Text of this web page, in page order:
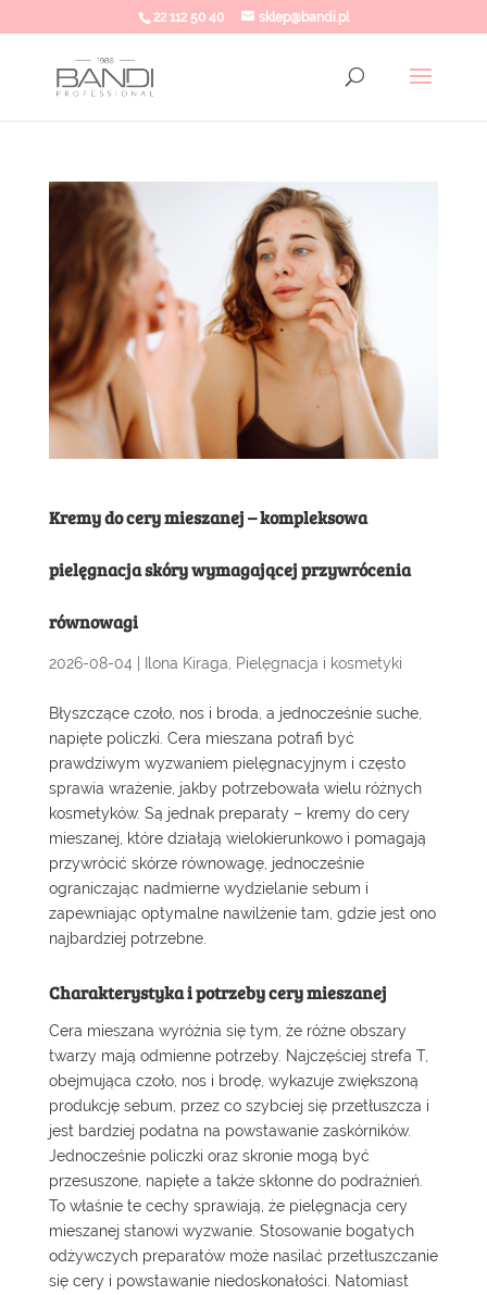
22 112 50 40 sklep@bandi.pl
Kremy do cery mieszanej – kompleksowa
pielęgnacja skóry wymagającej przywrócenia
równowagi
2026-08-04| Ilona Kiraga Pielęgnacja i kosmetyki
Błyszczące czoło, nos i broda, a jednocześnie suche,
napięte policzki. Cera mieszana potrafi być
prawdziwym wyzwaniem pielęgnacyjnym i często
sprawia wrażenie, jakby potrzebowała wielu różnych
kosmetyków. Są jednak preparaty – kremy do cery
mieszanej, które działają wielokierunkowo i pomagają
przywrócić skórze równowagę, jednocześnie
ograniczając nadmierne wydzielanie sebum i
zapewniając optymalne nawilżenie tam, gdzie jest ono
najbardziej potrzebne.
Charakterystyka i potrzeby cery mieszanej
Cera mieszana wyróżnia się tym, że różne obszary
twarzy mają odmienne potrzeby. Najczęściej strefa T,
obejmująca czoło, nos i brodę, wykazuje zwiększoną
produkcję sebum, przez co szybciej się przetłuszcza i
jest bardziej podatna na powstawanie zaskórników.
Jednocześnie policzki oraz skronie mogą być
przesuszone, napięte a także skłonne do podrażnień.
To właśnie te cechy sprawiają, że pielęgnacja cery
mieszanej stanowi wyzwanie. Stosowanie bogatych
odżywczych preparatów może nasilać przetłuszczanie
się cery i powstawanie niedoskonałości. Natomiast